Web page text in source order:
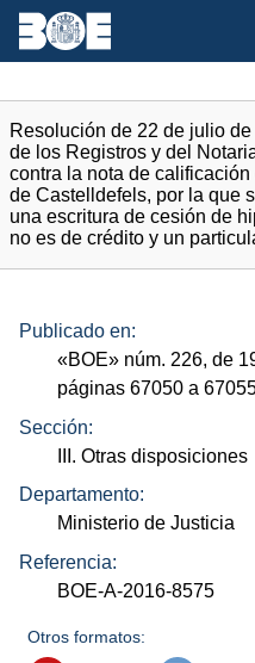
Resolución de 22 de julio
de los Registros y del
contra la nota de
de Castelldefels, por la que
una escritura de cesión de
no es de crédito y un
Publicado en:
«BOE» núm. 226, de
páginas 67050 a
Sección:
III. Otras disposiciones
Departamento:
Ministerio de Justicia
Referencia:
BOE-A-2016-8575
Otros formatos: